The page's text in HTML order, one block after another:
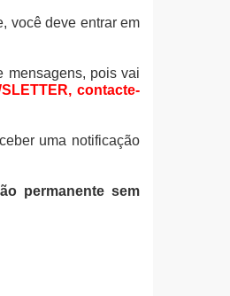
você deve entrar em
mensagens, pois vai
contacte-
uma notificação
permanente sem